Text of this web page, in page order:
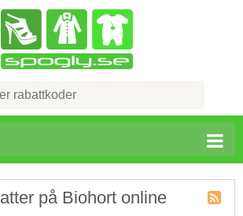
på Biohort online